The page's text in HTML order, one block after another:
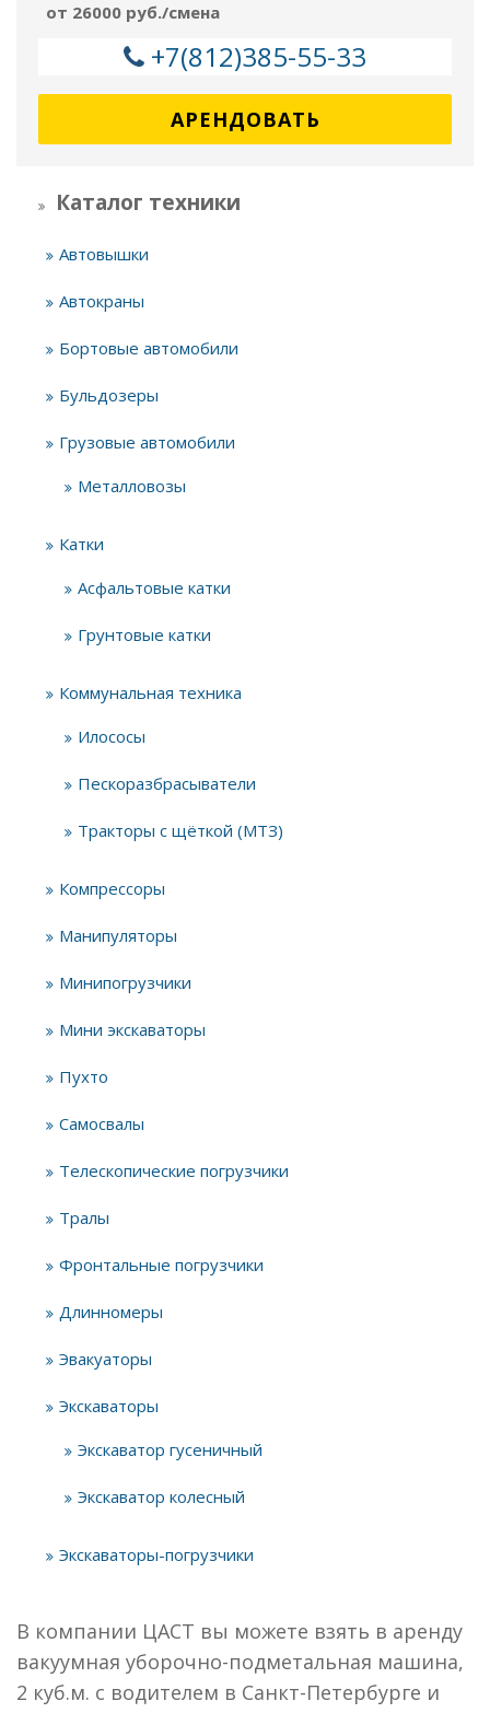
от 26000 руб./смена
+7(812)385-55-33
АРЕНДОВАТЬ
Каталог техники
Автовышки
Автокраны
Бортовые автомобили
Бульдозеры
Грузовые автомобили
Металловозы
Катки
Асфальтовые катки
Грунтовые катки
Коммунальная техника
Илососы
Пескоразбрасыватели
Тракторы с щёткой (МТЗ)
Компрессоры
Манипуляторы
Минипогрузчики
Мини экскаваторы
Пухто
Самосвалы
Телескопические погрузчики
Тралы
Фронтальные погрузчики
Длинномеры
Эвакуаторы
Экскаваторы
Экскаватор гусеничный
Экскаватор колесный
Экскаваторы-погрузчики
В компании ЦАСТ вы можете взять в аренду
вакуумная уборочно-подметальная машина,
2 куб.м. с водителем в Санкт-Петербурге и